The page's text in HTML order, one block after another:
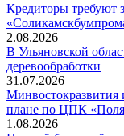
Кредиторы требуют
2.08.2026
В Ульяновской
деревообработки
31.07.2026
Минвостокразвития
плане по ЦПК
1.08.2026